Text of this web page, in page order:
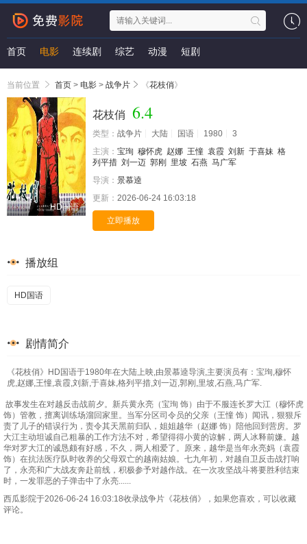
首页 电影 连续剧 综艺 动漫 短剧
当前位置 首页 > 电影 > 战争片 《花枝俏》
HD国语
花枝俏 6.4
类型： 战争片 大陆 国语 1980
3
主演： 宝珣 穆怀虎 赵娜 王憧 袁霞 刘新 于喜妹 格
列平措 刘一迈 郭刚 里坡 石燕 马广军
导演： 景慕逵
更新： 2026-06-24 16:03:18
立即播放
播放组
HD国语
剧情简介
《花枝俏》HD国语于1980年在大陆上映,由景慕逵导演,主要演员有：宝珣,穆怀
虎,赵娜,王憧,袁霞,刘新,于喜妹,格列平措,刘一迈,郭刚,里坡,石燕,马广军.
故事发生在对越反击战前夕。新兵黄永亮（宝珣 饰）由于不服连长罗大江（穆怀虎
饰）管教，擅离训练场溜回家里。当军分区司令员的父亲（王憧 饰）闻讯，狠狠斥
责了儿子的错误行为，责令其天黑前归队，姐姐越华（赵娜 饰）陪他回到营房。罗
大江主动坦诚自己粗暴的工作方法不对，希望得得小黄的谅解，两人冰释前嫌。越
华对罗大江的诚恳颇有好感，不久，两人相爱了。原来，越华是当年永亮妈（袁霞
饰）在抗法医疗队时收养的父母双亡的越南姑娘。七九年初，对越自卫反击战打响
了，永亮和广大战友奔赴前线，积极参予对越作战。在一次攻坚战斗将要胜利结束
时，一发罪恶的子弹击中了永亮......
西瓜影院于2026-06-24 16:03:18收录战争片《花枝俏》，如果您喜欢，可以收藏
评论。